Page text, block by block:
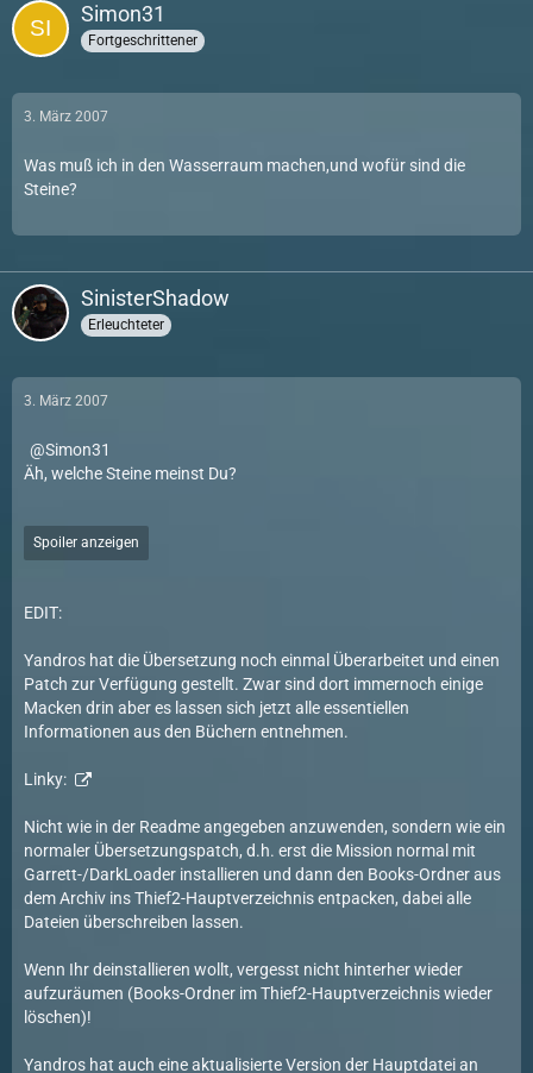
Simon31
Fortgeschrittener
3. März 2007
Was muß ich in den Wasserraum machen,und wofür sind die
Steine?
SinisterShadow
Erleuchteter
3. März 2007
Simon31
Äh, welche Steine meinst Du?
Spoiler anzeigen
EDIT:
Yandros hat die Übersetzung noch einmal Überarbeitet und einen
Patch zur Verfügung gestellt. Zwar sind dort immernoch einige
Macken drin aber es lassen sich jetzt alle essentiellen
Informationen aus den Büchern entnehmen.
Linky:
Nicht wie in der Readme angegeben anzuwenden, sondern wie ein
normaler Übersetzungspatch, d.h. erst die Mission normal mit
Garrett-/DarkLoader installieren und dann den Books-Ordner aus
dem Archiv ins Thief2-Hauptverzeichnis entpacken, dabei alle
Dateien überschreiben lassen.
Wenn Ihr deinstallieren wollt, vergesst nicht hinterher wieder
aufzuräumen (Books-Ordner im Thief2-Hauptverzeichnis wieder
löschen)!
Yandros hat auch eine aktualisierte Version der Hauptdatei an